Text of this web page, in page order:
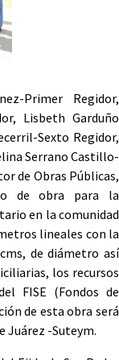
Primer Regidor,
Lisbeth Garduño
Sexto Regidor,
Serrano Castillo-
de Obras Públicas,
de obra para la
en la comunidad
lineales con la
de diámetro así
los recursos
FISE (Fondos de
de esta obra será
Juárez -Suteym.